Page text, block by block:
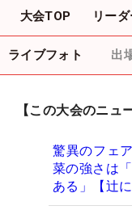
大会TOP リー
ライブフォト 出
【この大会のニュ
驚異のフェ
菜の強さは
ある」【辻に